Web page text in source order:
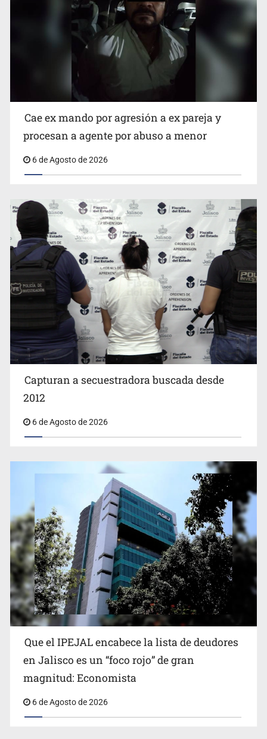
Que el IPEJAL encabece la lista de deudores en Jalisco
es un “foco rojo” de gran magnitud: Economista
Critican inoperancia de la ASEJ para recuperar fondos
públicos
Cae ex mando por agresión a ex pareja y procesan a
agente por abuso a menor
Cae ex mando por agresión a ex pareja y
procesan a agente por abuso a menor
6 de Agosto de 2026
Capturan a secuestradora buscada desde
2012
6 de Agosto de 2026
Que el IPEJAL encabece la lista de deudores
en Jalisco es un “foco rojo” de gran
magnitud: Economista
6 de Agosto de 2026